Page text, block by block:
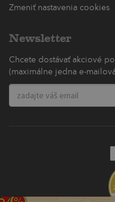
Zmeniť nastavenia cookies
Newsletter
Chcete dostávať akciové
(maximálne jedna e-